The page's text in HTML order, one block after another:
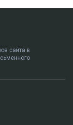
сайта в